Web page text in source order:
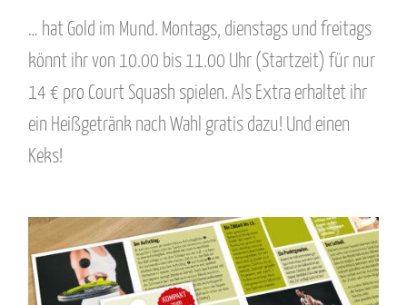
… hat Gold im Mund. Montags, dienstags und freitags
könnt ihr von 10.00 bis 11.00 Uhr (Startzeit) für nur
14 € pro Court Squash spielen. Als Extra erhaltet ihr
ein Heißgetränk nach Wahl gratis dazu! Und einen
Keks!